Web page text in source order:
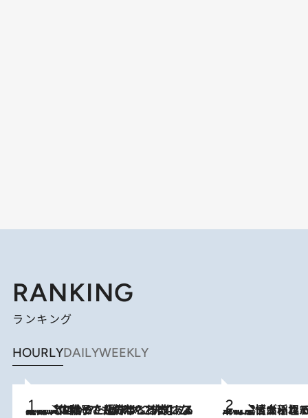
RANKING
ランキング
HOURLYDAILYWEEKLY
2026.8.5
【阿川佐和子さんの年とる力】なぜ70代で始めた趣味は“こんなに楽しい”のか？ ピアノ、俳句…スランプに陥っても続けられる“ある秘訣”とは 2026.8.5
下町風情あふれる台北屈指の人気エリア・大稲埕でセンスのいい台湾土産《ヴ